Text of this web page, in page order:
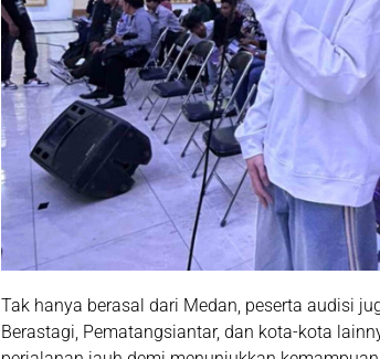
Tak hanya berasal dari Medan, peserta audisi
Berastagi, Pematangsiantar, dan kota-kota